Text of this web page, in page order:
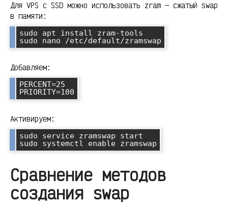
Для VPS с SSD можно использовать zram — сжатый swap
в памяти:
sudo apt install zram-tools
sudo nano /etc/default/zramswap
Добавляем:
PERCENT=25
PRIORITY=100
Активируем:
sudo service zramswap start
sudo systemctl enable zramswap
Сравнение методов
создания swap